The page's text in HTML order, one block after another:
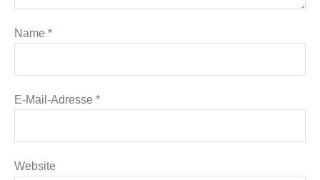
Name *
E-Mail-Adresse *
Website